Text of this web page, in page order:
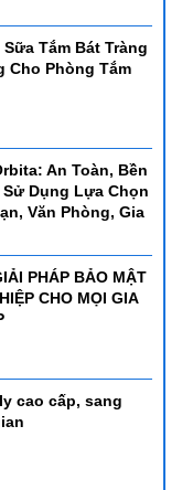
Tắm Bát Tràng
Cho Phòng Tắm
An Toàn, Bền
Sử Dụng Lựa Chọn
Văn Phòng, Gia
PHÁP BẢO MẬT
CHO MỌI GIA
cao cấp, sang